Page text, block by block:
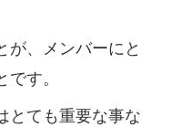
が、メンバーにと
す。
とても重要な事な